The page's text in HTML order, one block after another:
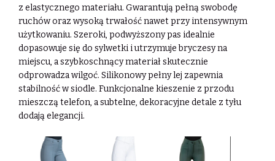
z elastycznego materiału. Gwarantują pełną swobodę
ruchów oraz wysoką trwałość nawet przy intensywnym
użytkowaniu. Szeroki, podwyższony pas idealnie
dopasowuje się do sylwetki i utrzymujebryczesy na
miejscu, a szybkoschnący materiał skutecznie
odprowadza wilgoć. Silikonowy pełny lej zapewnia
stabilność w siodle. Funkcjonalne kieszenie z przodu
mieszczą telefon, a subtelne, dekoracyjne detale z tyłu
dodają elegancji.